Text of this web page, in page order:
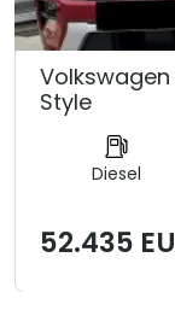
Volkswagen
Style
Diesel
52.435